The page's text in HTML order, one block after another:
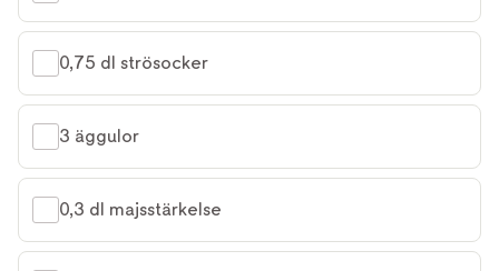
0,75 dl strösocker
3 äggulor
0,3 dl majsstärkelse